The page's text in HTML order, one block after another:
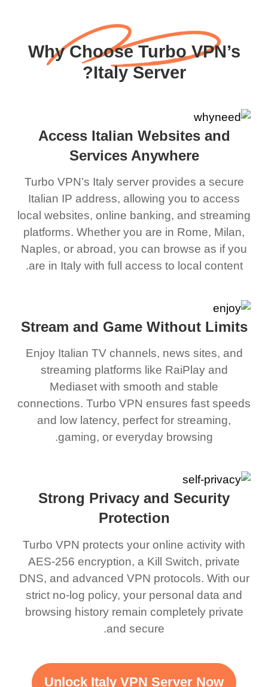
Why Choose Turbo VPN’s
Italy Server?
Access Italian Websites and
Services Anywhere
Turbo VPN’s Italy server provides a secure
Italian IP address, allowing you to access
local websites, online banking, and streaming
platforms. Whether you are in Rome, Milan,
Naples, or abroad, you can browse as if you
are in Italy with full access to local content.
Stream and Game Without Limits
Enjoy Italian TV channels, news sites, and
streaming platforms like RaiPlay and
Mediaset with smooth and stable
connections. Turbo VPN ensures fast speeds
and low latency, perfect for streaming,
gaming, or everyday browsing.
Strong Privacy and Security
Protection
Turbo VPN protects your online activity with
AES-256 encryption, a Kill Switch, private
DNS, and advanced VPN protocols. With our
strict no-log policy, your personal data and
browsing history remain completely private
and secure.
Unlock Italy VPN Server Now